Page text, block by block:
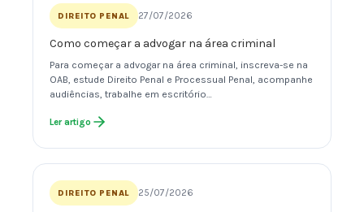
DIREITO PENAL 27/07/2026
Como começar a advogar na área criminal
Para começar a advogar na área criminal, inscreva-se na
OAB, estude Direito Penal e Processual Penal, acompanhe
audiências, trabalhe em escritório…
Ler artigo
DIREITO PENAL 25/07/2026